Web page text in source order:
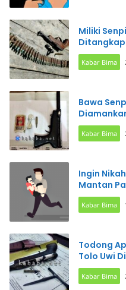
Miliki
Ditangkap
Kabar Bima
Bawa
Kabar Bima
Ingin
Mantan
Kabar Bima
Todong
Tolo Uwi
Kabar Bima